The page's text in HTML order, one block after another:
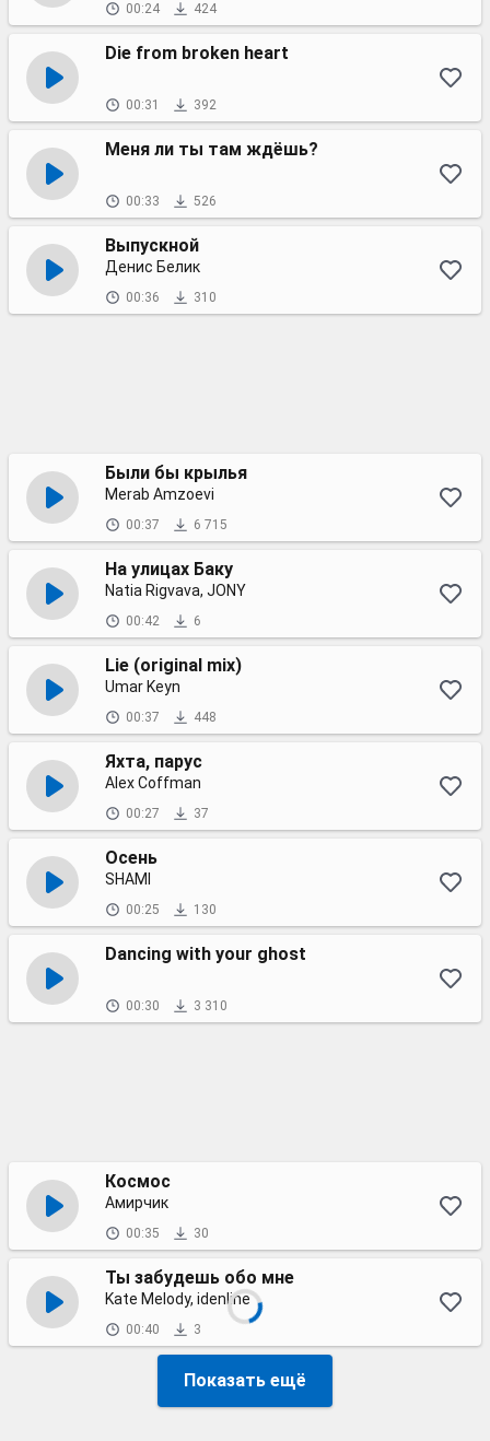
00:24 424
Die from broken heart
00:31 392
Меня ли ты там ждёшь?
00:33 526
Выпускной
Денис Белик
00:36 310
Были бы крылья
Merab Amzoevi
00:37 6 715
На улицах Баку
Natia Rigvava, JONY
00:42 6
Lie (original mix)
Umar Keyn
00:37 448
Яхта, парус
Alex Coffman
00:27 37
Осень
SHAMI
00:25 130
Dancing with your ghost
00:30 3 310
Космос
Амирчик
00:35 30
Ты забудешь обо мне
Kate Melody, idenline
00:40 3
Показать ещё